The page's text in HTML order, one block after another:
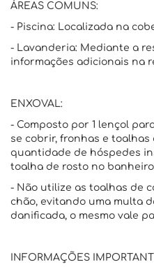
ÁREAS COMUNS:
- Piscina: Localizada na
- Lavanderia: Mediante a
informações adicionais na
ENXOVAL:
- Composto por 1 lençol
se cobrir, fronhas e
quantidade de hóspedes
toalha de rosto no banheiro
- Não utilize as toalhas de
chão, evitando uma multa
danificada, o mesmo vale
INFORMAÇÕES